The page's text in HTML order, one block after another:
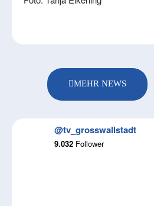
MEHR NEWS
@tv_grosswallstadt
9.032 Follower